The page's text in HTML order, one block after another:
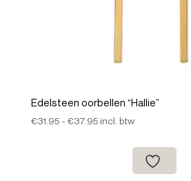
Edelsteen oorbellen “Hallie”
€31.95 - €37.95Prijsklasse:
incl. btw